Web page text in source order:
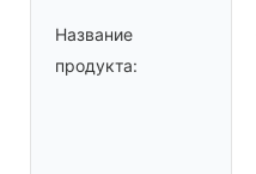
Название
продукта: